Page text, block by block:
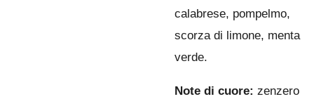
calabrese, pompelmo,
scorza di limone, menta
verde.
Note di cuore: zenzero